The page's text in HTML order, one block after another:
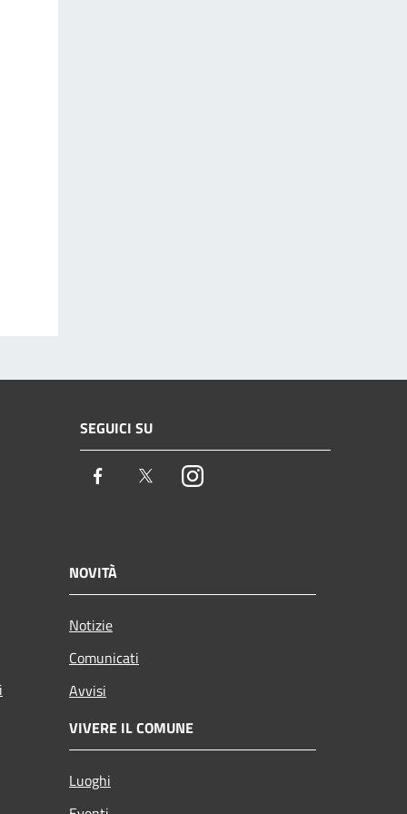
SEGUICI SU
Facebook TwitterInstagram
NOVITÀ
Notizie
Comunicati
Avvisi
VIVERE IL COMUNE
Luoghi